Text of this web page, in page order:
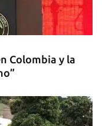
Colombia y la